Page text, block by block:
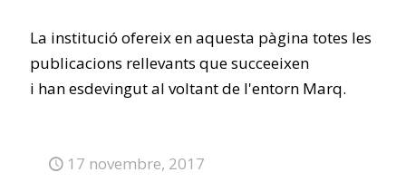
La institució ofereix en aquesta pàgina totes les
publicacions rellevants que succeeixen
i han esdevingut al voltant de l'entorn Marq.
17 novembre, 2017